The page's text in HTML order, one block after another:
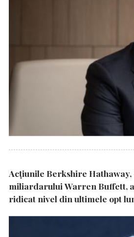
Acțiunile Berkshire Hathaway,
miliardarului Warren Buffett,
ridicat nivel din ultimele opt